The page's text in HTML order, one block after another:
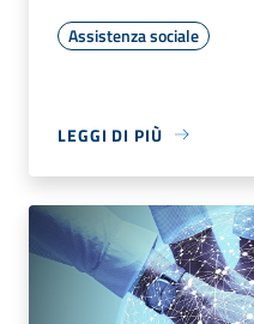
Assistenza sociale
LEGGI DI PIÙ